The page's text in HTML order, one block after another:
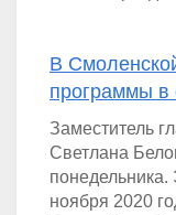
В
программы в
Заместитель
Светлана
ноября 2020